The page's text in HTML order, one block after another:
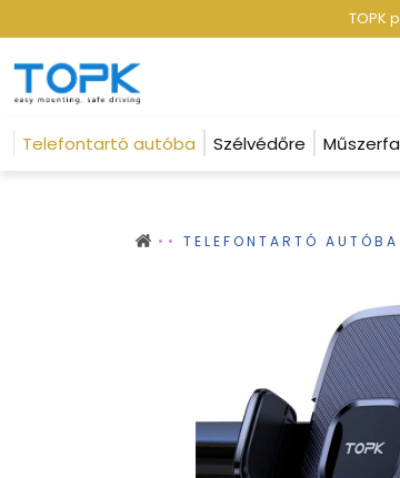
TOPK
Telefontartó autóba Szélvédőre
TELEFONTARTÓ AUTÓBA